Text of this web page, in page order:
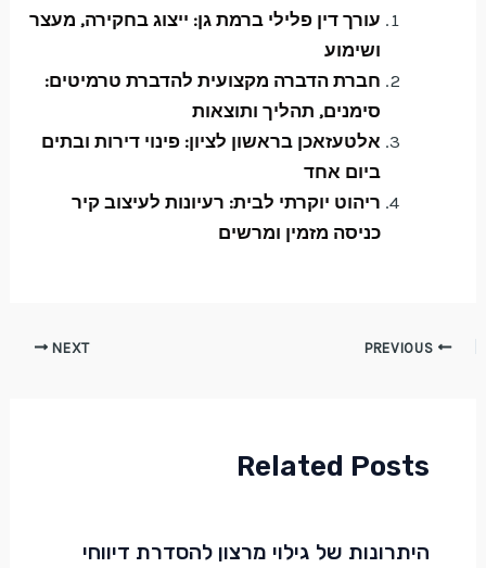
עורך דין פלילי ברמת גן: ייצוג בחקירה, מעצר
ושימוע
חברת הדברה מקצועית להדברת טרמיטים:
סימנים, תהליך ותוצאות
אלטעזאכן בראשון לציון: פינוי דירות ובתים
ביום אחד
ריהוט יוקרתי לבית: רעיונות לעיצוב קיר
כניסה מזמין ומרשים
NEXT
Related Posts
היתרונות של גילוי מרצון להסדרת דיווחי